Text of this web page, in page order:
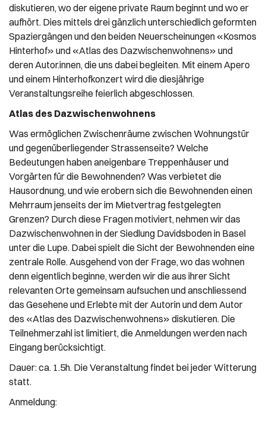
diskutieren, wo der eigene private Raum beginnt und wo er
aufhört. Dies mittels drei gänzlich unterschiedlich geformten
Spaziergängen und den beiden Neuerscheinungen «Kosmos
Hinterhof» und «Atlas des Dazwischenwohnens» und
deren Autor.innen, die uns dabei begleiten. Mit einem Apero
und einem Hinterhofkonzert wird die diesjährige
Veranstaltungsreihe feierlich abgeschlossen.
Atlas des Dazwischenwohnens
Was ermöglichen Zwischenräume zwischen Wohnungstür
und gegenüberliegender Strassenseite? Welche
Bedeutungen haben aneigenbare Treppenhäuser und
Vorgärten für die Bewohnenden? Was verbietet die
Hausordnung, und wie erobern sich die Bewohnenden einen
Mehrraum jenseits der im Mietvertrag festgelegten
Grenzen? Durch diese Fragen motiviert, nehmen wir das
Dazwischenwohnen in der Siedlung Davidsboden in Basel
unter die Lupe. Dabei spielt die Sicht der Bewohnenden eine
zentrale Rolle. Ausgehend von der Frage, wo das wohnen
denn eigentlich beginne, werden wir die aus ihrer Sicht
relevanten Orte gemeinsam aufsuchen und anschliessend
das Gesehene und Erlebte mit der Autorin und dem Autor
des «Atlas des Dazwischenwohnens» diskutieren. Die
Teilnehmerzahl ist limitiert, die Anmeldungen werden nach
Eingang berücksichtigt.
Dauer: ca. 1.5h. Die Veranstaltung findet bei jeder Witterung
statt.
Anmeldung: